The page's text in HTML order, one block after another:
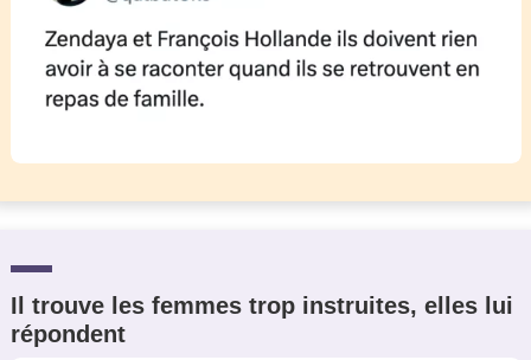
Il trouve les femmes trop instruites, elles lui
répondent